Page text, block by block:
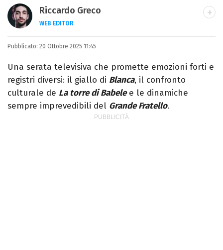
Riccardo Greco
WEB EDITOR
LINKEDIN
Si avvicina all'editoria studiando all'IED
come Fashion Editor. Si specializza poi in
Comunicazione digitale, Giornalismo e
Nuovi media presso La Sapienza,
collaborando con alcune testate ed uffici
stampa.
Pubblicato: 20 Ottobre 2025 11:45
Una serata televisiva che promette emozioni forti e
registri diversi: il giallo di Blanca, il confronto
culturale de La torre di Babelee le dinamiche
sempre imprevedibili del Grande Fratello.